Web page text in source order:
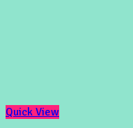
Quick View